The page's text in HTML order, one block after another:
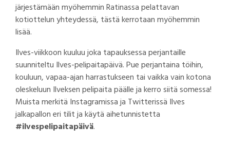
järjestämään myöhemmin Ratinassa pelattavan
kotiottelun yhteydessä, tästä kerrotaan myöhemmin
lisää.
Ilves-viikkoon kuuluu joka tapauksessa perjantaille
suunniteltu Ilves-pelipaitapäivä. Pue perjantaina töihin,
kouluun, vapaa-ajan harrastukseen tai vaikka vain kotona
oleskeluun Ilveksen pelipaita päälle ja kerro siitä somessa!
Muista merkitä Instagramissa ja Twitterissä Ilves
jalkapallon eri tilit ja käytä aihetunnistetta
#ilvespelipaitapäivä.